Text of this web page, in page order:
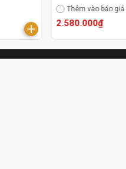
Thêm vào báo giá
2.580.000₫